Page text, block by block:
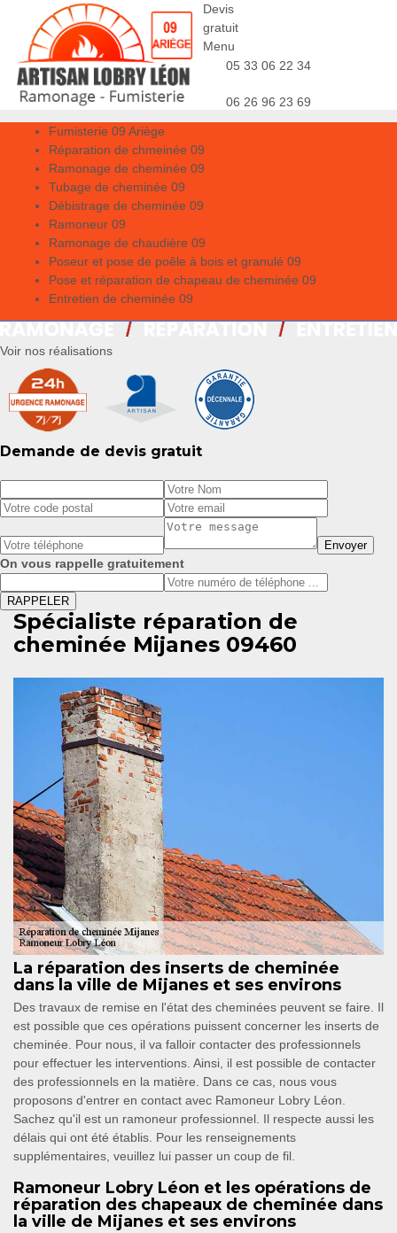
Devis
gratuit
Menu
05 33 06 22 34
06 26 96 23 69
Fumisterie 09 Ariège
Réparation de chmeinée 09
Ramonage de cheminée 09
Tubage de cheminée 09
Débistrage de cheminée 09
Ramoneur 09
Ramonage de chaudière 09
Poseur et pose de poêle à bois et granulé 09
Pose et réparation de chapeau de cheminée 09
Entretien de cheminée 09
Voir nos réalisations
Demande de devis gratuit
On vous rappelle gratuitement
Spécialiste réparation de
cheminée Mijanes 09460
La réparation des inserts de cheminée
dans la ville de Mijanes et ses environs
Des travaux de remise en l'état des cheminées peuvent se faire. Il
est possible que ces opérations puissent concerner les inserts de
cheminée. Pour nous, il va falloir contacter des professionnels
pour effectuer les interventions. Ainsi, il est possible de contacter
des professionnels en la matière. Dans ce cas, nous vous
proposons d'entrer en contact avec Ramoneur Lobry Léon.
Sachez qu'il est un ramoneur professionnel. Il respecte aussi les
délais qui ont été établis. Pour les renseignements
supplémentaires, veuillez lui passer un coup de fil.
Ramoneur Lobry Léon et les opérations de
réparation des chapeaux de cheminée dans
la ville de Mijanes et ses environs